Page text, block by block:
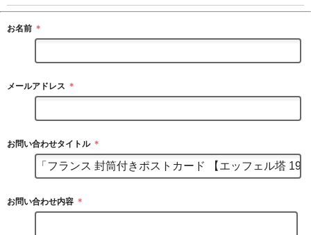
お名前 ＊
メールアドレス ＊
お問い合わせタイトル ＊
お問い合わせ内容 ＊